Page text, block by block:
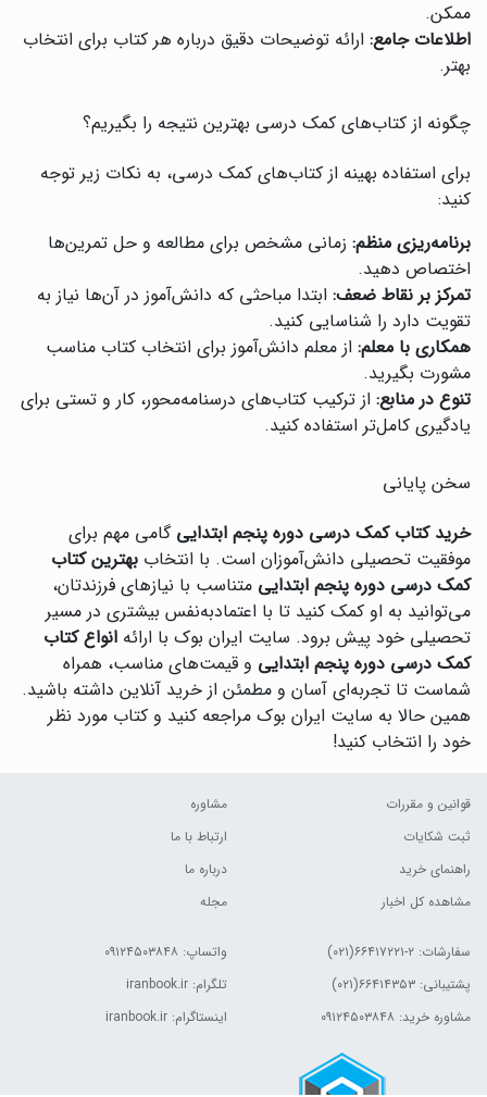
ممکن.
اطلاعات جامع: ارائه توضیحات دقیق درباره هر کتاب برای انتخاب
بهتر.
چگونه از کتاب‌های کمک درسی بهترین نتیجه را بگیریم؟
برای استفاده بهینه از کتاب‌های کمک درسی، به نکات زیر توجه
کنید:
برنامه‌ریزی منظم: زمانی مشخص برای مطالعه و حل تمرین‌ها
اختصاص دهید.
تمرکز بر نقاط ضعف: ابتدا مباحثی که دانش‌آموز در آن‌ها نیاز به
تقویت دارد را شناسایی کنید.
همکاری با معلم: از معلم دانش‌آموز برای انتخاب کتاب مناسب
مشورت بگیرید.
تنوع در منابع: از ترکیب کتاب‌های درسنامه‌محور، کار و تستی برای
یادگیری کامل‌تر استفاده کنید.
سخن پایانی
خرید کتاب کمک درسی دوره پنجم ابتدایی گامی مهم برای
موفقیت تحصیلی دانش‌آموزان است. با انتخاب بهترین کتاب
کمک درسی دوره پنجم ابتدایی متناسب با نیازهای فرزندتان،
می‌توانید به او کمک کنید تا با اعتمادبه‌نفس بیشتری در مسیر
تحصیلی خود پیش برود. سایت ایران بوک با ارائه انواع کتاب
کمک درسی دوره پنجم ابتدایی و قیمت‌های مناسب، همراه
شماست تا تجربه‌ای آسان و مطمئن از خرید آنلاین داشته باشید.
همین حالا به سایت ایران بوک مراجعه کنید و کتاب مورد نظر
خود را انتخاب کنید!
قوانین و مقررات
ثبت شکایات
راهنمای خرید
مشاهده کل اخبار
مشاوره
ارتباط با ما
درباره ما
مجله
سفارشات: ۲-۶۶۴۱۷۲۲۱(۰۲۱)
پشتیبانی: ۶۶۴۱۴۳۵۳(۰۲۱)
مشاوره خرید: ۰۹۱۲۴۵۰۳۸۴۸
واتساپ: ۰۹۱۲۴۵۰۳۸۴۸
تلگرام: iranbook.ir
اینستاگرام: iranbook.ir